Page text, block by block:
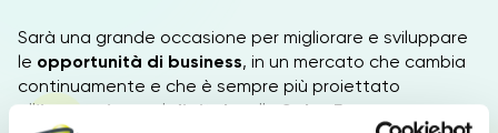
Sarà una grande occasione per migliorare e sviluppare
le opportunità di business, in un mercato che cambia
continuamente e che è sempre più proiettato
all’innovazione,aldigitale allaSales Force